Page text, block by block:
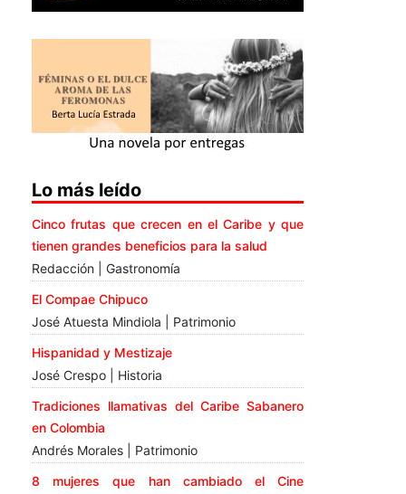
Lo más leído
Cinco frutas que crecen en el Caribe y que
tienen grandes beneficios para la salud
Redacción | Gastronomía
El Compae Chipuco
José Atuesta Mindiola | Patrimonio
Hispanidad y Mestizaje
José Crespo | Historia
Tradiciones llamativas del Caribe Sabanero
en Colombia
Andrés Morales | Patrimonio
8 mujeres que han cambiado el Cine